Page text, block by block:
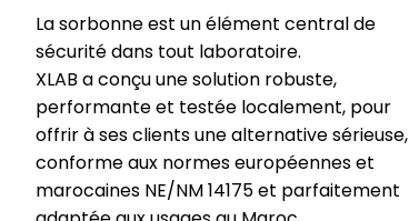
La sorbonne est un élément central de
sécurité dans tout laboratoire.
XLAB a conçu une solution robuste,
performante et testée localement, pour
offrir à ses clients une alternative sérieuse,
conforme aux normes européennes et
marocaines NE/NM 14175 et parfaitement